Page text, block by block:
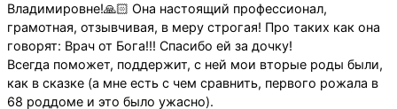
Владимировне!🙏🏻 Она настоящий профессионал,
грамотная, отзывчивая, в меру строгая! Про таких как она
говорят: Врач от Бога!!! Спасибо ей за дочку!
Всегда поможет, поддержит, с ней мои вторые роды были,
как в сказке (а мне есть с чем сравнить, первого рожала в
68 роддоме и это было ужасно).